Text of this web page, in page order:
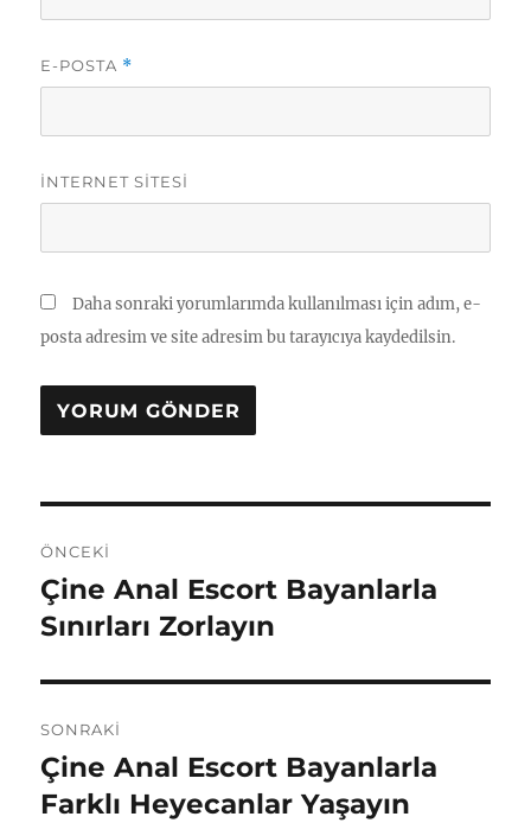
E-POSTA *
İNTERNET SITESI
Daha sonraki yorumlarımda kullanılması için adım, e-
posta adresim ve site adresim bu tarayıcıya kaydedilsin.
gezinmesi
ÖNCEKI
Önceki
yazı:
Çine Anal Escort Bayanlarla
Sınırları Zorlayın
SONRAKI
Sonraki
yazı:
Çine Anal Escort Bayanlarla
Farklı Heyecanlar Yaşayın